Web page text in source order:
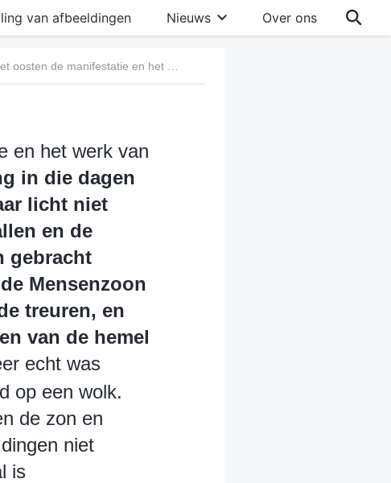
van afbeeldingen Nieuws Over ons
en het werk van
in die dagen
licht niet
en de
gebracht
Mensenzoon
treuren, en
van de hemel
echt was
op een wolk.
de zon en
niet
is